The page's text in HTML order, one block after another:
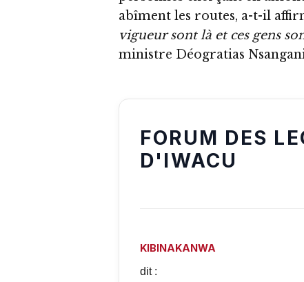
abîment les routes, a-t-il
vigueur sont là et ces gens
ministre Déogratias
FORUM DES
D'IWACU
KIBINAKANWA
dit :